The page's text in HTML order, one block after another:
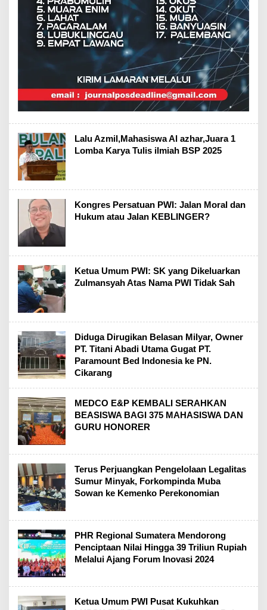
Lalu Azmil,Mahasiswa Al azhar,Juara 1
Lomba Karya Tulis ilmiah BSP 2025
Kongres Persatuan PWI: Jalan Moral dan
Hukum atau Jalan KEBLINGER?
Ketua Umum PWI: SK yang Dikeluarkan
Zulmansyah Atas Nama PWI Tidak Sah
Diduga Dirugikan Belasan Milyar, Owner
PT. Titani Abadi Utama Gugat PT.
Paramount Bed Indonesia ke PN.
Cikarang
MEDCO E&P KEMBALI SERAHKAN
BEASISWA BAGI 375 MAHASISWA DAN
GURU HONORER
Terus Perjuangkan Pengelolaan Legalitas
Sumur Minyak, Forkompinda Muba
Sowan ke Kemenko Perekonomian
PHR Regional Sumatera Mendorong
Penciptaan Nilai Hingga 39 Triliun Rupiah
Melalui Ajang Forum Inovasi 2024
Ketua Umum PWI Pusat Kukuhkan